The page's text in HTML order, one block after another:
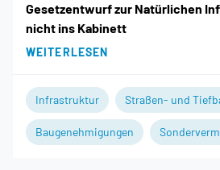
Gesetzentwurf zur Natürlichen
nicht ins Kabinett
WEITERLESEN
Infrastruktur Straßen- und
Baugenehmigungen